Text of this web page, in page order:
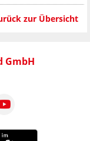
zur Übersicht
GmbH